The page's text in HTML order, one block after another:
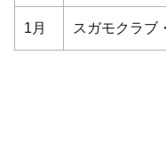
1月 スガモクラブ